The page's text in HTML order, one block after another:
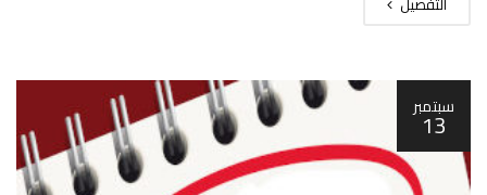
سبتمبر
13